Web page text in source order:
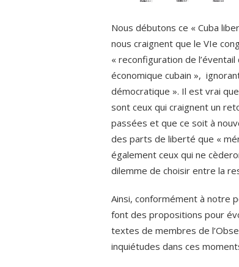
Nous débutons ce « Cuba
nous craignent que le VIe
« reconfiguration de
économique cubain »,
démocratique ». Il est vrai
sont ceux qui craignent un
passées et que ce soit à
des parts de liberté que «
également ceux qui ne
dilemme de choisir entre la
Ainsi, conformément à notre
font des propositions pour
textes de membres de
inquiétudes dans ces